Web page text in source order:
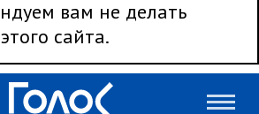
вам не делать
сайта.